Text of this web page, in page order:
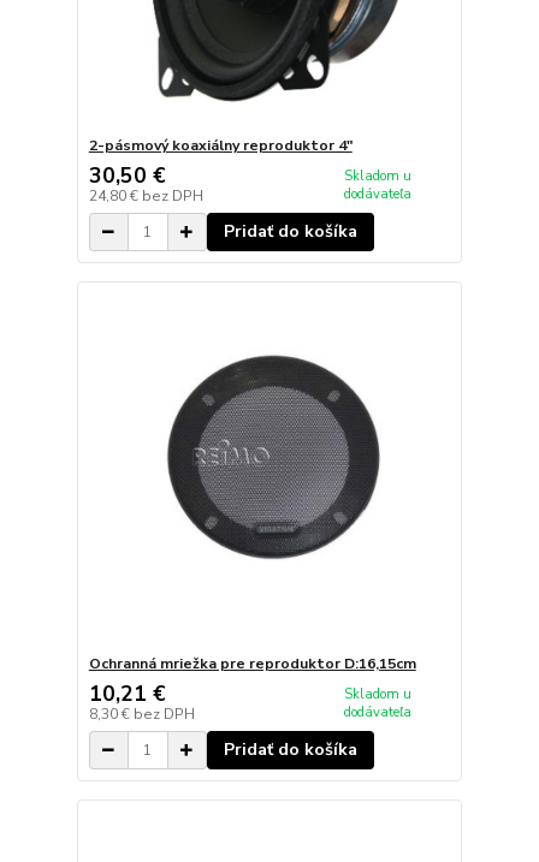
2-pásmový koaxiálny reproduktor 4"
30,50 €
24,80 € bez DPH
Skladom u
dodávateľa
Pridať do košíka
Ochranná mriežka pre reproduktor D:16,15cm
10,21 €
8,30 € bez DPH
Skladom u
dodávateľa
Pridať do košíka